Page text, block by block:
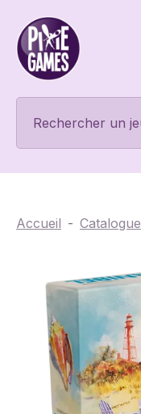
Accueil Catalogue